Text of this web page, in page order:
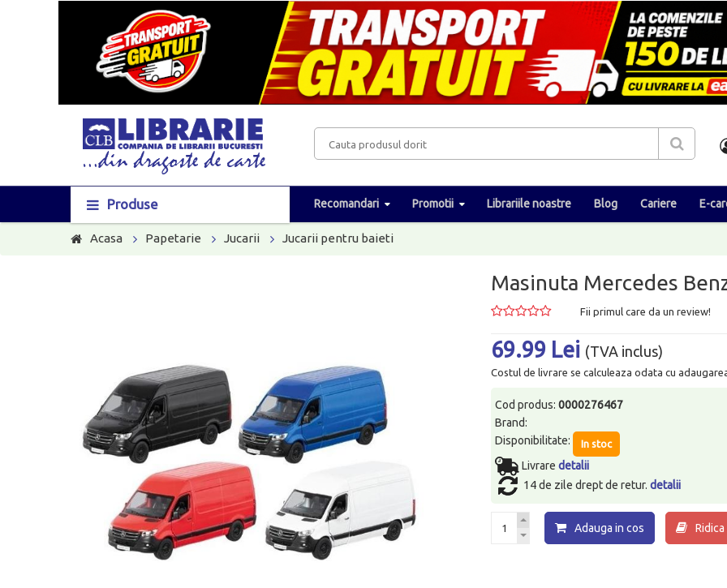
Produse Recomandari Promotii Librariile noastre Blog Cariere E-
Acasa Papetarie Jucarii Jucarii pentru baieti
Masinuta Mercedes
Fii primul care da un review!
69.99 Lei (TVA inclus)
Costul de livrare se calculeaza odata cu
Cod produs:0000276467
Brand:
Disponibilitate:
In stoc
Livraredetalii
14 de zile drept de retur.detalii
Adauga in cos